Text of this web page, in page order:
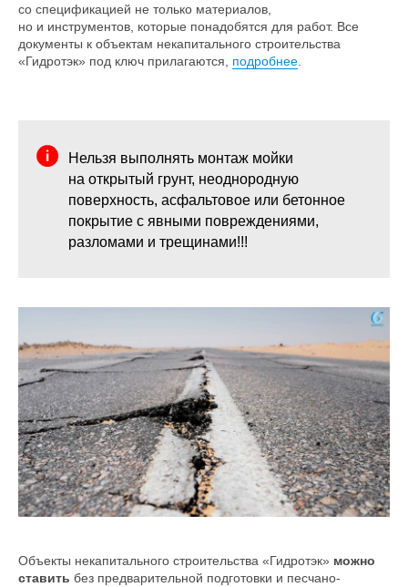
со спецификацией не только материалов,
но и инструментов, которые понадобятся для работ. Все
документы к объектам некапитального строительства
«Гидротэк» под ключ прилагаются, подробнее
Нельзя выполнять монтаж мойки
на открытый грунт, неоднородную
поверхность, асфальтовое или бетонное
покрытие с явными повреждениями,
разломами и трещинами!!!
Объекты некапитального строительства «Гидротэк» можно
ставить без предварительной подготовки и песчано-